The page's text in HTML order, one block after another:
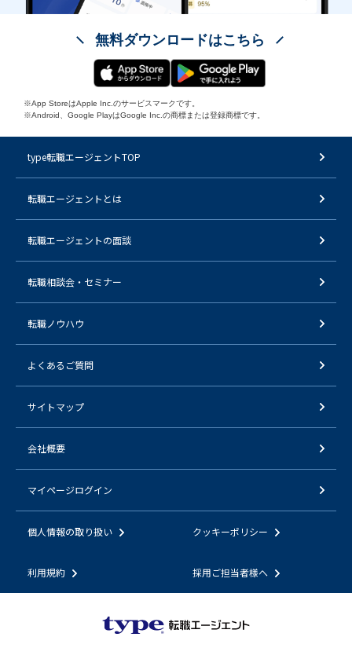
無料ダウンロードはこちら
※App StoreはApple Inc.のサービスマークです。
※Android、Google PlayはGoogle Inc.の商標または登録商標です。
type転職エージェントTOP
転職エージェントとは
転職エージェントの面談
転職相談会・セミナー
転職ノウハウ
よくあるご質問
サイトマップ
会社概要
マイページログイン
個人情報の取り扱い クッキーポリシー
利用規約 採用ご担当者様へ